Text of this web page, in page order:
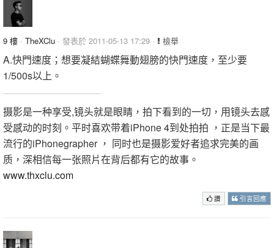
9 樓 · TheXClu · 發表於 2011-05-13 17:29 · 檢舉
A.快門速度；想要凝結蝴蝶舞動翅膀的快門速度，至少要
1/500s以上。
摄影是一种享受,镜头就是眼睛，拍下看到的一切，用镜头去感
受感动的时刻。平时喜欢带着iPhone 4到处拍拍 ，正是当下最
流行的iPhonegrapher ， 同时也是摄影爱好者追求完美的画
质，深相信每一张照片在背后都有它的故事。
www.thxclu.com
讚 引言回應